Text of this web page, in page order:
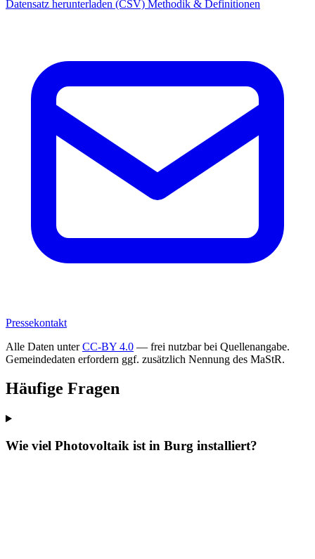
Datensatz herunterladen (CSV) Methodik & Definitionen
Pressekontakt
Alle Daten unterCC-BY 4.0 — frei nutzbar bei Quellenangabe.
Gemeindedaten erfordern ggf. zusätzlich Nennung des MaStR.
Häufige Fragen
Wie viel Photovoltaik ist in Burg installiert?